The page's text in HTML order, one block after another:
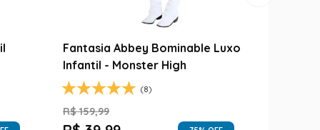
Saia Festa Junina Infantil Branca
Noivinha com Fitas Coloridas
R$ 78,90
R$ 49 ,99
1 R$ 49,99